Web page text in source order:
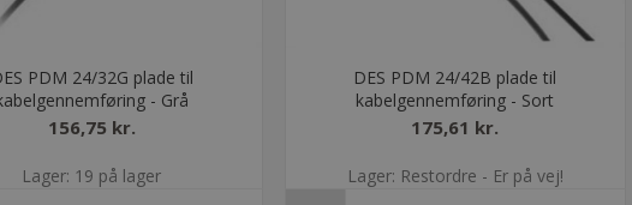
PDM 24/32G plade til
- Grå
156,75 kr.
Lager: 19 på lager
DES PDM 24/42B plade til
kabelgennemføring - Sort
175,61 kr.
Lager: Restordre - Er på vej!